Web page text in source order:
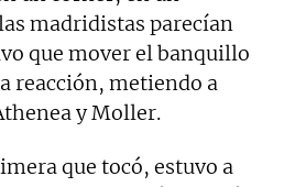
madridistas parecían
que mover el banquillo
reacción, metiendo a
y Moller.
que tocó, estuvo a